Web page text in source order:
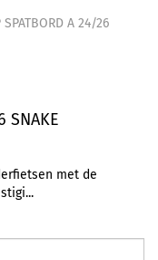
A 24/26
SNAKE
met de